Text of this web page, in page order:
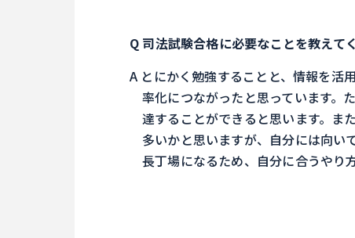
司法試験合格に必要なことを教えて
とにかく勉強することと、情報を活
率化につながったと思っています。
達することができると思います。ま
多いかと思いますが、自分には向い
長丁場になるため、自分に合うやり